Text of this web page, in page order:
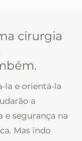
cirurgia
la e orientá-la
a
e segurança na
Mas indo